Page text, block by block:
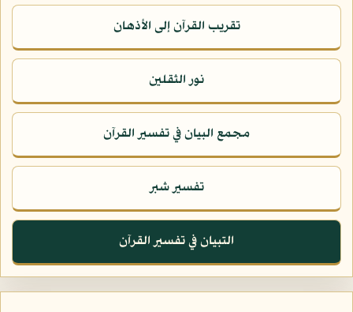
تقريب القرآن إلى الأذهان
نور الثقلين
مجمع البيان في تفسير القرآن
تفسير شبر
التبيان في تفسير القرآن